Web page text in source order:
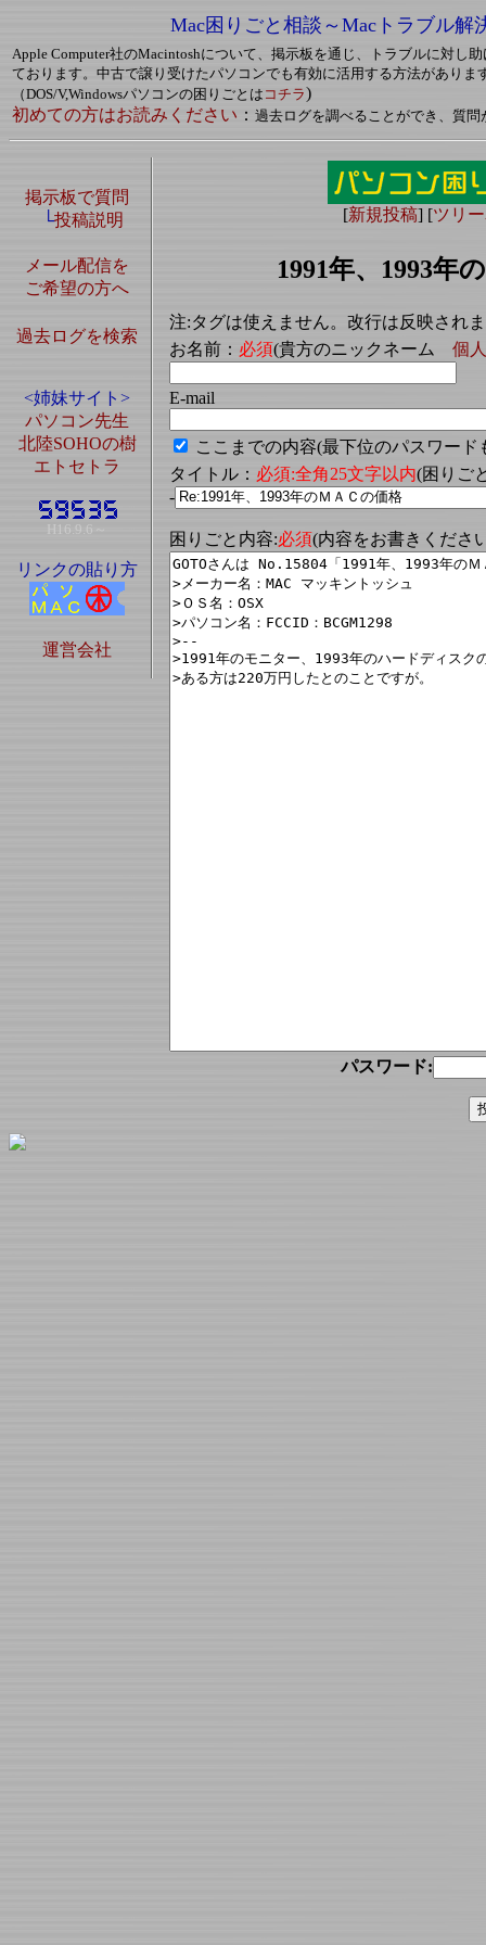
Mac困りごと相談～Macトラブル解
Apple Computer社のMacintoshについて、掲示板を通じ、トラブルに対し
ております。中古で譲り受けたパソコンでも有効に活用する方法がありま
（DOS/V,Windowsパソコンの困りごとは コチラ)
初めての方はお読みください ： 過去ログを調べることができ、質問
[新規投稿] [ツリ
1991年、1993年
注:タグは使えません。改行は反映され
お名前： 必須(貴方のニックネーム 個
E-mail
ここまでの内容(最下位のパスワー
タイトル： 必須:全角25文字以内(困りご
-
困りごと内容:必須(内容をお書きくださ
パスワード:
掲示板で質問
└投稿説明
メール配信を
ご希望の方へ
過去ログを検索
<姉妹サイト>
パソコン先生
北陸SOHOの樹
エトセトラ
H16.9.6～
リンクの貼り方
運営会社